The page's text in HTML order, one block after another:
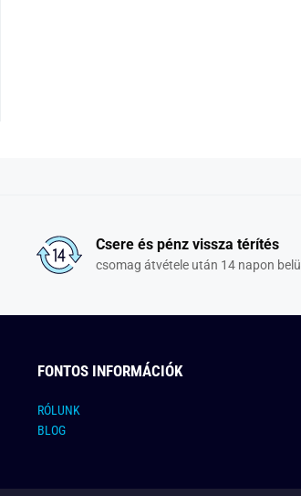
Csere és pénz vissza térítés
csomag átvétele után 14 napon belül
FONTOS INFORMÁCIÓK
RÓLUNK
BLOG